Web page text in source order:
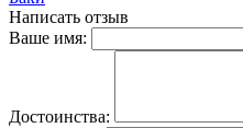
Написать отзыв
Ваше имя:
Достоинства: